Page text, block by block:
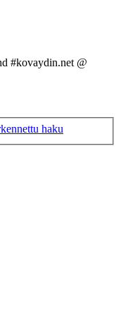
#kovaydin.net @
haku